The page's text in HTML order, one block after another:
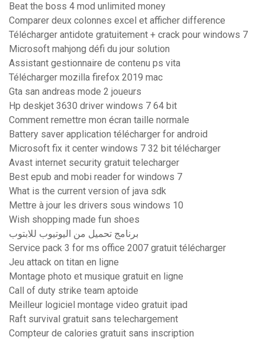
Beat the boss 4 mod unlimited money
Comparer deux colonnes excel et afficher difference
Télécharger antidote gratuitement + crack pour windows 7
Microsoft mahjong défi du jour solution
Assistant gestionnaire de contenu ps vita
Télécharger mozilla firefox 2019 mac
Gta san andreas mode 2 joueurs
Hp deskjet 3630 driver windows 7 64 bit
Comment remettre mon écran taille normale
Battery saver application télécharger for android
Microsoft fix it center windows 7 32 bit télécharger
Avast internet security gratuit telecharger
Best epub and mobi reader for windows 7
What is the current version of java sdk
Mettre à jour les drivers sous windows 10
Wish shopping made fun shoes
برنامج تحميل من اليوتيوب للابتوب
Service pack 3 for ms office 2007 gratuit télécharger
Jeu attack on titan en ligne
Montage photo et musique gratuit en ligne
Call of duty strike team aptoide
Meilleur logiciel montage video gratuit ipad
Raft survival gratuit sans telechargement
Compteur de calories gratuit sans inscription